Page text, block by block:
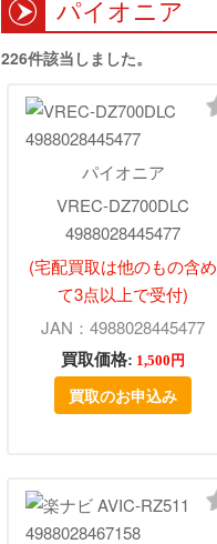
パイオニア
226件該当しました。
パイオニア
VREC-DZ700DLC
4988028445477
(宅配買取は他のもの含め
て3点以上で受付)
JAN：4988028445477
買取価格: 1,500円
買取のお申込み